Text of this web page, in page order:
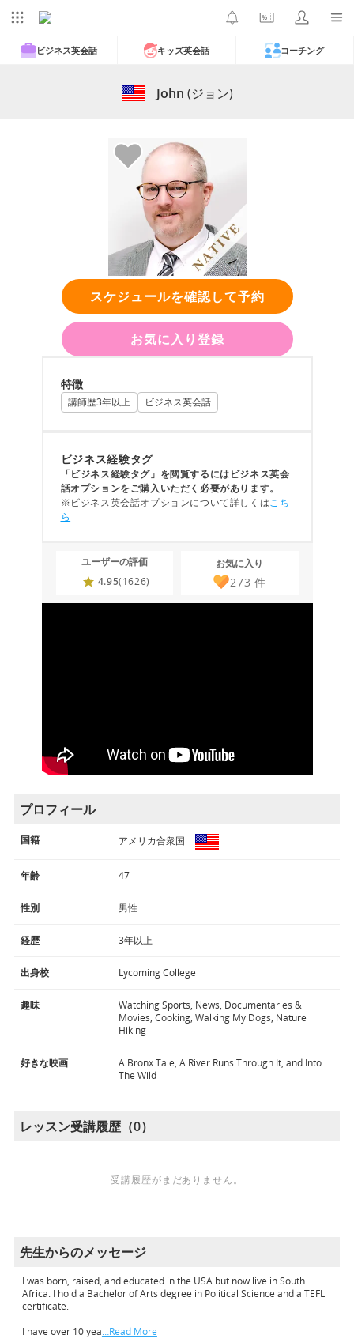
ビジネス英会話 キッズ英会話 コーチング
John (ジョン)
スケジュールを確認して予約
お気に入り登録
特徴
講師歴3年以上 ビジネス英会話
ビジネス経験タグ
「ビジネス経験タグ」を閲覧するにはビジネス英会
話オプションをご購入いただく必要があります。
※ビジネス英会話オプションについて詳しくはこち
ら
ユーザーの評価
4.95(1626)
お気に入り
273 件
プロフィール
国籍 アメリカ合衆国
年齢 47
性別 男性
経歴 3年以上
出身校 Lycoming College
趣味
Watching Sports, News, Documentaries &
Movies, Cooking, Walking My Dogs, Nature
Hiking
好きな映画
A Bronx Tale, A River Runs Through It, and Into
The Wild
レッスン受講履歴（0）
受講履歴がまだありません。
先生からのメッセージ
I was born, raised, and educated in the USA but now live in South
Africa. I hold a Bachelor of Arts degree in Political Science and a TEFL
certificate.
I have over 10 yea…Read More